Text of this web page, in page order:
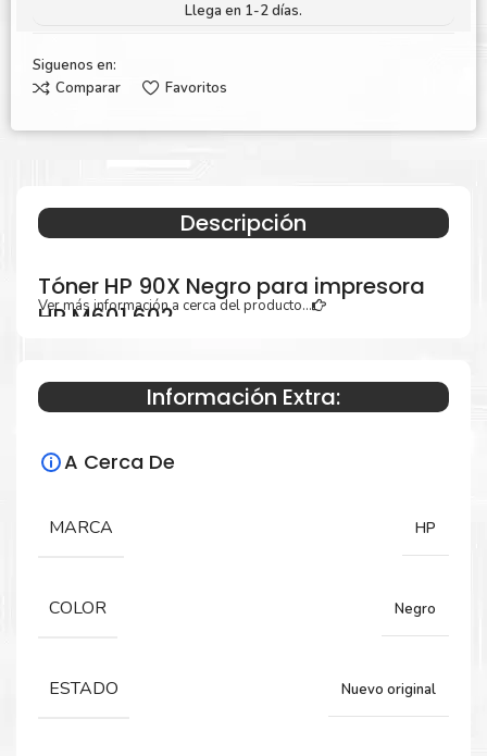
Llega en 1-2 días.
Siguenos en:
Comparar
Favoritos
Descripción
Tóner HP 90X Negro para impresora
HP M601 602
Especificaciones Técnicas
Para impresoras:
M601DN, M601N, M602, M602DN, M602N,
Ver más información a cerca del producto...
Información Extra:
A Cerca De
MARCA HP
COLOR Negro
ESTADO Nuevo original